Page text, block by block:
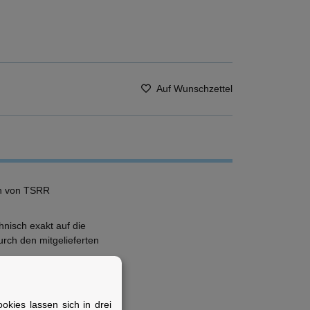
Auf Wunschzettel
von TSRR
exakt auf die
den mitgelieferten
lassen sich in drei